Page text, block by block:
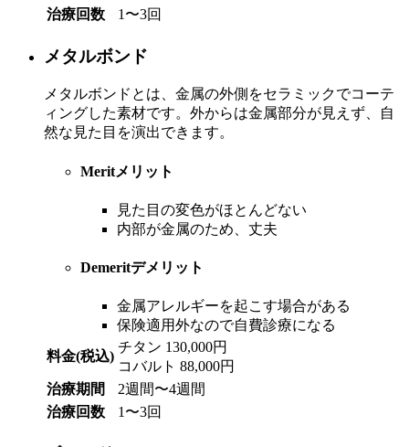
治療回数
1〜3回
メタルボンド
メタルボンドとは、金属の外側をセラミックでコーテ
ィングした素材です。外からは金属部分が見えず、自
然な見た目を演出できます。
Meritメリット
見た目の変色がほとんどない
内部が金属のため、丈夫
Demeritデメリット
金属アレルギーを起こす場合がある
保険適用外なので自費診療になる
料金(税込)
チタン 130,000円
コバルト 88,000円
治療期間
2週間〜4週間
治療回数
1〜3回